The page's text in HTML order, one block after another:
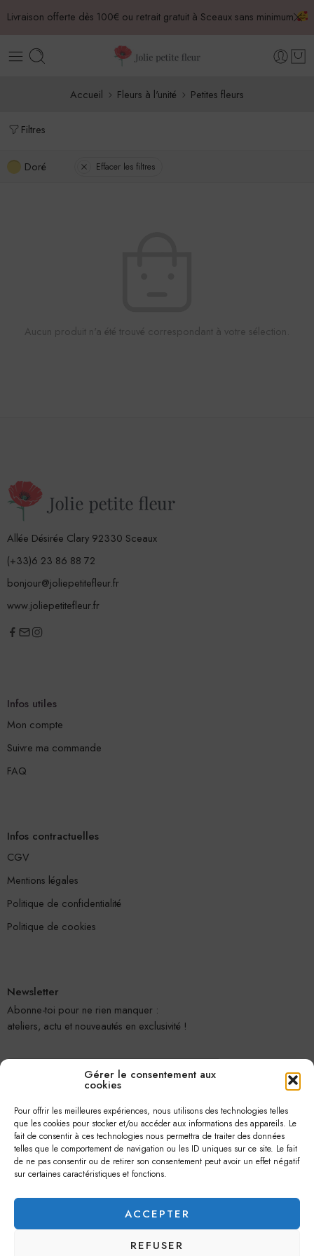
Gérer le consentement aux
cookies
Pour offrir les meilleures expériences, nous utilisons des technologies telles
que les cookies pour stocker et/ou accéder aux informations des appareils. Le
fait de consentir à ces technologies nous permettra de traiter des données
telles que le comportement de navigation ou les ID uniques sur ce site. Le fait
de ne pas consentir ou de retirer son consentement peut avoir un effet négatif
sur certaines caractéristiques et fonctions.
ACCEPTER
REFUSER
Livraison offerte dès 100€ ou retrait gratuit à Sceaux sans minimum
Accueil Fleurs à l'unité Petites fleurs
Filtres
Doré Effacer les filtres
Aucun produit n'a été trouvé correspondant à votre sélection.
Allée Désirée Clary 92330 Sceaux
(+33)6 23 86 88 72
bonjour@joliepetitefleur.fr
www.joliepetitefleur.fr
Infos utiles
Mon compte
Suivre ma commande
FAQ
Infos contractuelles
CGV
Mentions légales
Politique de confidentialité
Politique de cookies
Newsletter
Abonne-toi pour ne rien manquer :
ateliers, actu et nouveautés en exclusivité !
Je m'abonne